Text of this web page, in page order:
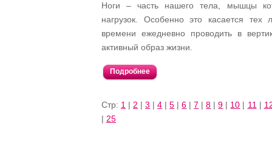
Ноги – часть нашего тела, мышцы
нагрузок. Особенно это касается
времени ежедневно проводить в
активный образ жизни.
Подробнее
Стр: 1 | 2 |3 |4 |5 |6 |7 |8 |9 | 10 | 11 |
| 25